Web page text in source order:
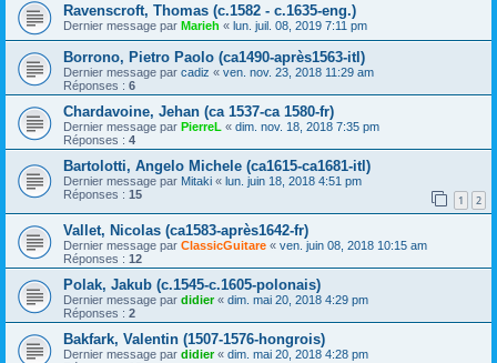
Ravenscroft, Thomas (c.1582 - c.1635-eng.)
Dernier message par Marieh « lun. juil. 08, 2019 7:11 pm
Borrono, Pietro Paolo (ca1490-après1563-itl)
Dernier message par cadiz « ven. nov. 23, 2018 11:29 am
Réponses : 6
Chardavoine, Jehan (ca 1537-ca 1580-fr)
Dernier message par PierreL « dim. nov. 18, 2018 7:35 pm
Réponses : 4
Bartolotti, Angelo Michele (ca1615-ca1681-itl)
Dernier message par Mitaki « lun. juin 18, 2018 4:51 pm
Réponses : 15 1 2
Vallet, Nicolas (ca1583-après1642-fr)
Dernier message par ClassicGuitare « ven. juin 08, 2018 10:15 am
Réponses : 12
Polak, Jakub (c.1545-c.1605-polonais)
Dernier message par didier« dim. mai 20, 2018 4:29 pm
Réponses : 2
Bakfark, Valentin (1507-1576-hongrois)
Dernier message par didier« dim. mai 20, 2018 4:28 pm